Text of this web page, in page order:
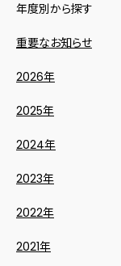
年度別から探す
重要なお知らせ
2026年
2025年
2024年
2023年
2022年
2021年